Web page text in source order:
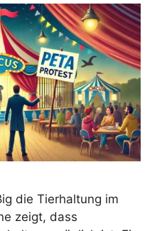
die Tierhaltung im
zeigt, dass